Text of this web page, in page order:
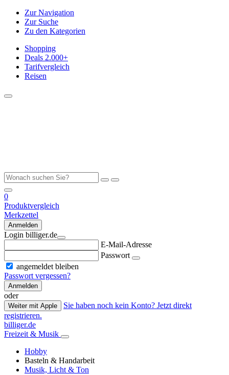
Zur Navigation
Zur Suche
Zu den Kategorien
Shopping
Deals 2.000+
Tarifvergleich
Reisen
0
Produktvergleich
Merkzettel
Anmelden
Login billiger.de
E-Mail-Adresse
Passwort
angemeldet bleiben
Passwort vergessen?
Anmelden
oder
Weiter mit Apple
Sie haben noch kein Konto? Jetzt direkt
registrieren.
billiger.de
Freizeit & Musik
Hobby
Basteln & Handarbeit
Musik, Licht & Ton